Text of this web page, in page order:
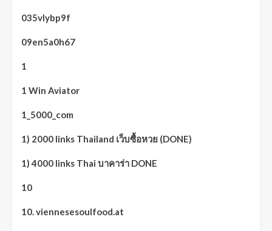
035vlybp9f
09en5a0h67
1
1 Win Aviator
1_5000_com
1) 2000 links Thailand เว็บซื้อหวย (DONE)
1) 4000 links Thai บาคาร่า DONE
10
10. viennesesoulfood.at